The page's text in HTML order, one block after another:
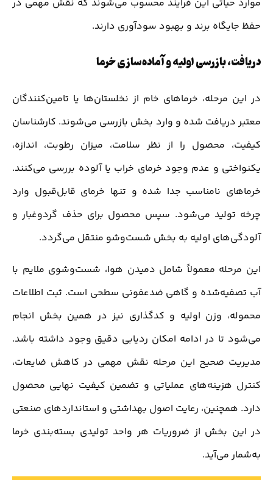
موارد حیاتی این فرآیند محسوب می‌شوند که نقش مهمی در
حفظ جایگاه برند و بهبود سودآوری دارند.
دریافت، بازرسی اولیه و آماده‌سازی خرما
در این مرحله، خرماهای خام از نخلستان‌ها یا تامین‌کنندگان
معتبر دریافت شده و وارد بخش بازرسی می‌شوند. کارشناسان
کیفیت، محصول را از نظر سلامت، میزان رطوبت، اندازه،
یکنواختی و عدم وجود خرمای خراب یا آلوده بررسی می‌کنند.
خرماهای نامناسب جدا شده و تنها خرمای قابل‌قبول وارد
چرخه تولید می‌شود. سپس محصول برای حذف گردوغبار و
آلودگی‌های اولیه به بخش شست‌وشو منتقل می‌گردد.
این مرحله معمولاً شامل دمیدن هوا، شست‌وشوی ملایم با
آب تصفیه‌شده و گاهی ضدعفونی سطحی است. ثبت اطلاعات
محموله، وزن اولیه و کدگذاری نیز در همین بخش انجام
می‌شود تا در ادامه امکان ردیابی دقیق وجود داشته باشد.
مدیریت صحیح این مرحله نقش مهمی در کاهش ضایعات،
کنترل هزینه‌های عملیاتی و تضمین کیفیت نهایی محصول
دارد. همچنین، رعایت اصول بهداشتی و استانداردهای صنعتی
در این بخش از ضروریات هر واحد تولیدی بسته‌بندی خرما
به‌شمار می‌آید.